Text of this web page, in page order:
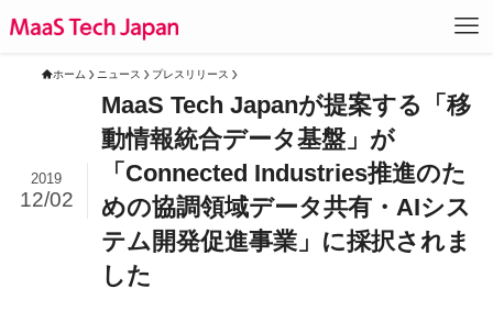
ホーム ニュース プレスリリース
MaaS Tech Japanが提案する「移
動情報統合データ基盤」が
「Connected Industries推進のた
めの協調領域データ共有・AIシス
テム開発促進事業」に採択されま
した
2019
12/02